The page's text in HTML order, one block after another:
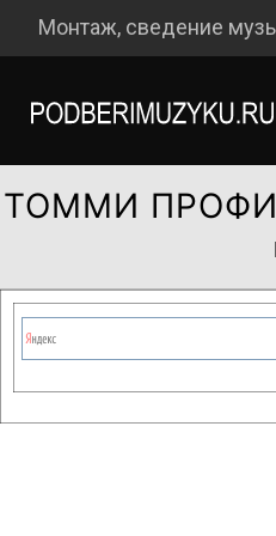
Монтаж, сведение
ТОММИ